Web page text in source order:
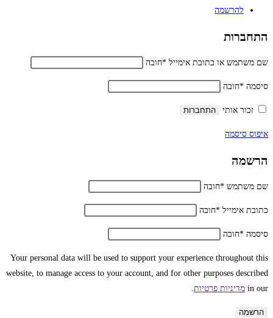
להרשמה
התחברות
שם משתמש או כתובת אימייל *חובה
סיסמה *חובה
זכור אותי התחברות
איפוס סיסמה
הרשמה
שם משתמש *חובה
כתובת אימייל *חובה
סיסמה *חובה
Your personal data will be used to support your experience throughout this
website, to manage access to your account, and for other purposes described
in our מדיניות פרטיות.
הרשמה